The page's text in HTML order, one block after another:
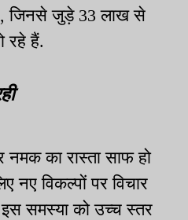
हैं, जिनसे जुड़े 33 लाख से
रहे हैं.
नमक का रास्ता साफ हो
नए विकल्पों पर विचार
इस समस्या को उच्च स्तर